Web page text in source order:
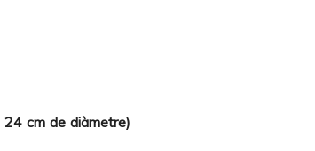
24 cm de diàmetre)